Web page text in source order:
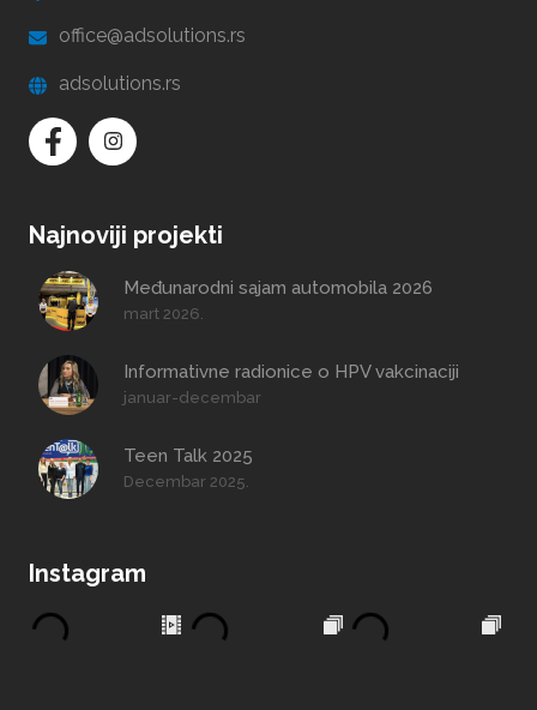
office@adsolutions.rs
adsolutions.rs
Najnoviji projekti
Međunarodni sajam automobila 2026
mart 2026.
Informativne radionice o HPV vakcinaciji
januar-decembar
Teen Talk 2025
Decembar 2025.
Instagram